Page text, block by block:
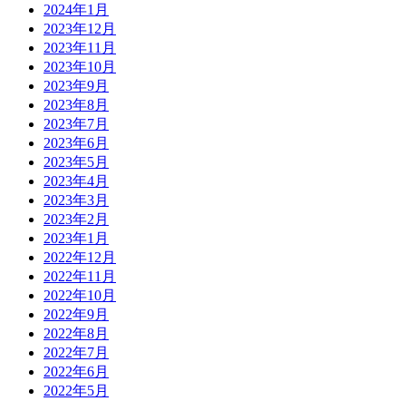
2024年1月
2023年12月
2023年11月
2023年10月
2023年9月
2023年8月
2023年7月
2023年6月
2023年5月
2023年4月
2023年3月
2023年2月
2023年1月
2022年12月
2022年11月
2022年10月
2022年9月
2022年8月
2022年7月
2022年6月
2022年5月